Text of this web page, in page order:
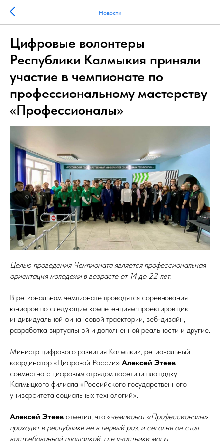
Новости
Цифровые волонтеры
Республики Калмыкия приняли
участие в чемпионате по
профессиональному мастерству
«Профессионалы»
Целью проведения Чемпионата является профессиональная
ориентация молодежи в возрасте от 14 до 22 лет.
В региональном чемпионате проводятся соревнования
юниоров по следующим компетенциям: проектировщик
индивидуальной финансовой траектории, веб-дизайн,
разработка виртуальной и дополненной реальности и другие.
Министр цифрового развития Калмыкии, региональный
координатор «Цифровой России» Алексей Этеев
совместно с цифровым отрядом посетили площадку
Калмыцкого филиала «Российского государственного
университета социальных технологий».
Алексей Этеев отметил, что «чемпионат «Профессионалы»
проходит в республике не в первый раз, и сегодня он стал
востребованной площадкой, где участники могут